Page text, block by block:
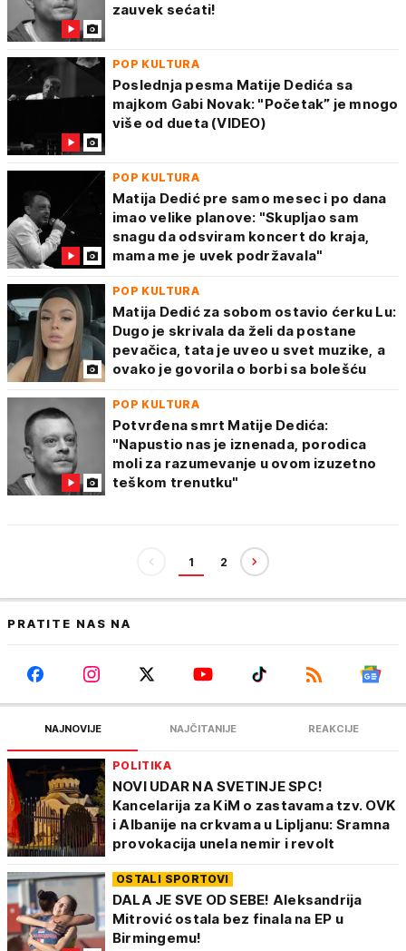
zauvek sećati!
POP KULTURA
Poslednja pesma Matije Dedića sa
majkom Gabi Novak: "Početak” je mnogo
više od dueta (VIDEO)
POP KULTURA
Matija Dedić pre samo mesec i po dana
imao velike planove: "Skupljao sam
snagu da odsviram koncert do kraja,
mama me je uvek podržavala"
POP KULTURA
Matija Dedić za sobom ostavio ćerku Lu:
Dugo je skrivala da želi da postane
pevačica, tata je uveo u svet muzike, a
ovako je govorila o borbi sa bolešću
POP KULTURA
Potvrđena smrt Matije Dedića:
"Napustio nas je iznenada, porodica
moli za razumevanje u ovom izuzetno
teškom trenutku"
1 2
PRATITE NAS NA
NAJNOVIJE NAJČITANIJE REAKCIJE
POLITIKA
NOVI UDAR NA SVETINJE SPC!
Kancelarija za KiM o zastavama tzv. OVK
i Albanije na crkvama u Lipljanu: Sramna
provokacija unela nemir i revolt
OSTALI SPORTOVI
DALA JE SVE OD SEBE! Aleksandrija
Mitrović ostala bez finala na EP u
Birmingemu!